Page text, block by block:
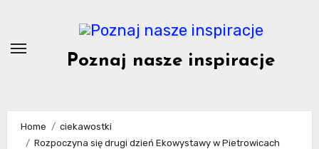
content
Poznaj nasze inspiracje
Home
ciekawostki
Rozpoczyna się drugi dzień Ekowystawy w Pietrowicach